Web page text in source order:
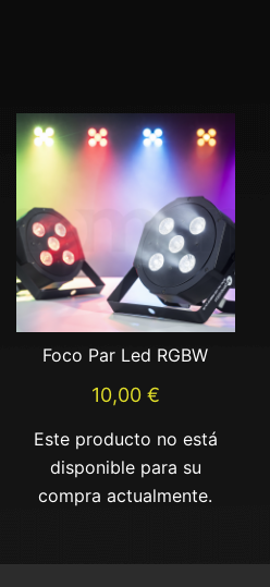
Foco Par Led RGBW
10,00 €
Este producto no está
disponible para su
compra actualmente.